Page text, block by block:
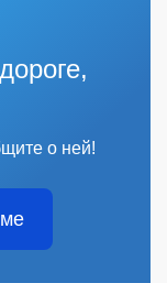
о ней!